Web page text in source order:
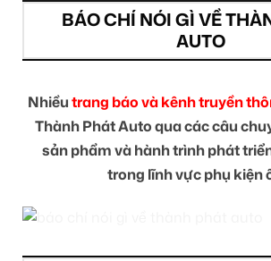
BÁO CHÍ NÓI GÌ VỀ
AUTO
Nhiềutrang báo và kênh truyền
Thành Phát Auto qua các câu
sản phẩm và hành trình phát
trong lĩnh vực phụ kiện